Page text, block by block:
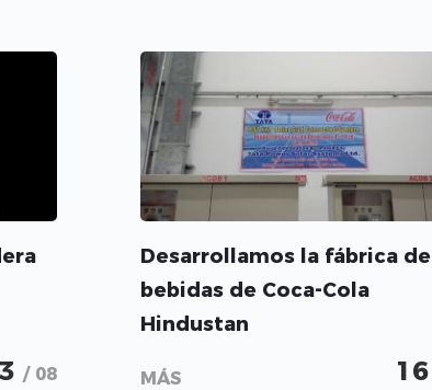
/ 08
Desarrollamos la fábrica de
bebidas de Coca-Cola
Hindustan
MÁS 16